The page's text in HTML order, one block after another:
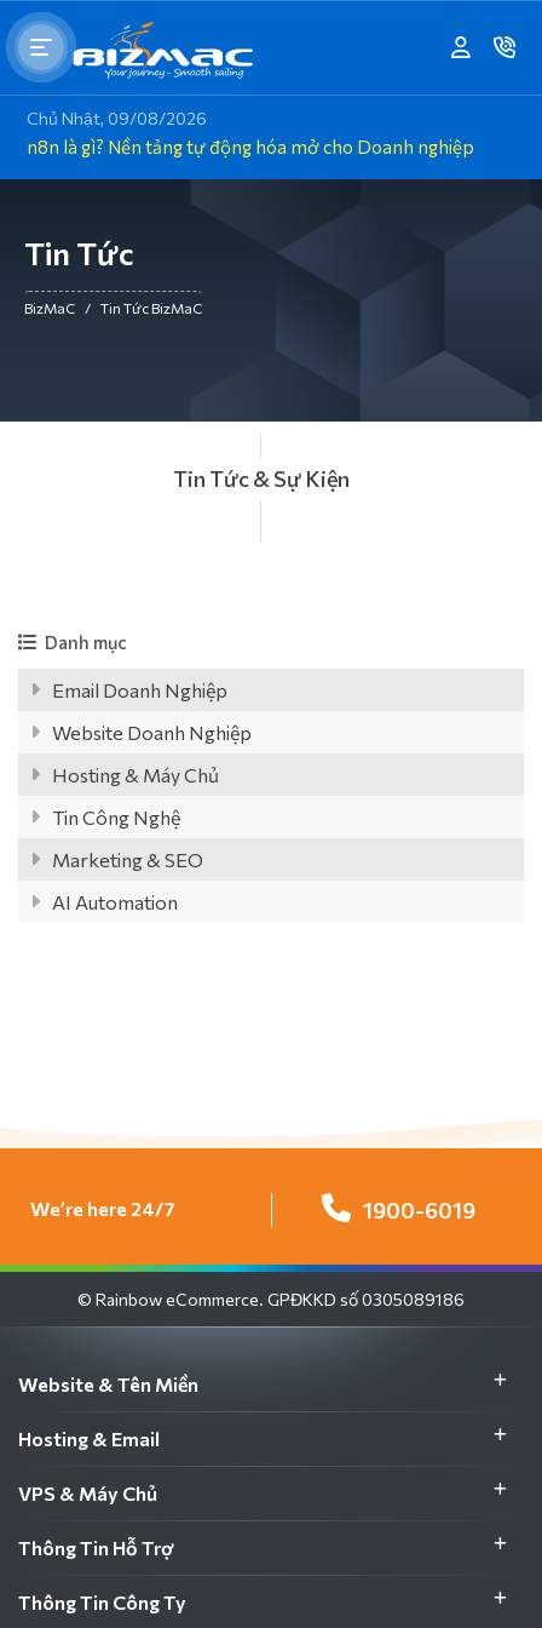
Chủ Nhật, 09/08/2026
n8n là gì? Nền tảng tự động hóa mở cho Doanh nghiệp
Tin Tức
BizMaC / Tin Tức BizMaC
Tin Tức & Sự Kiện
Danh mục
Email Doanh Nghiệp
Website Doanh Nghiệp
Hosting & Máy Chủ
Tin Công Nghệ
Marketing & SEO
AI Automation
We’re here 24/7 1900-6019
© Rainbow eCommerce. GPĐKKD số 0305089186
Website & Tên Miền
Hosting & Email
VPS & Máy Chủ
Thông Tin Hỗ Trợ
Thông Tin Công Ty